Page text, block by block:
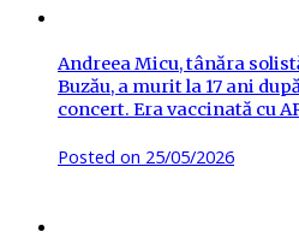
Andreea Micu, tânăra
Buzău, a murit la 17 ani
concert. Era vaccinată cu
Posted on 25/05/2026